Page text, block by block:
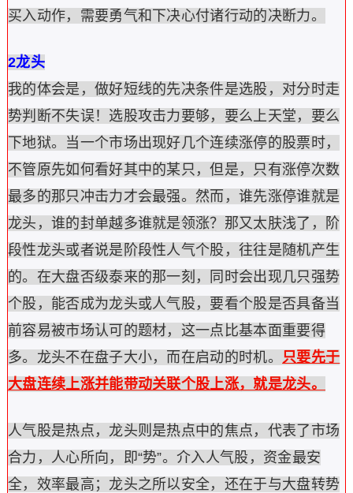
买入动作，需要勇气和下决心付诸行动的决断力。
2龙头
我的体会是，做好短线的先决条件是选股，对分时走
势判断不失误！选股攻击力要够，要么上天堂，要么
下地狱。当一个市场出现好几个连续涨停的股票时，
不管原先如何看好其中的某只，但是，只有涨停次数
最多的那只冲击力才会最强。然而，谁先涨停谁就是
龙头，谁的封单越多谁就是领涨？那又太肤浅了，阶
段性龙头或者说是阶段性人气个股，往往是随机产生
的。在大盘否级泰来的那一刻，同时会出现几只强势
个股，能否成为龙头或人气股，要看个股是否具备当
前容易被市场认可的题材，这一点比基本面重要得
多。龙头不在盘子大小，而在启动的时机。 只要先于
大盘连续上涨并能带动关联个股上涨，就是龙头。
人气股是热点，龙头则是热点中的焦点，代表了市场
合力，人心所向，即“势”。介入人气股，资金最安
全，效率最高；龙头之所以安全，还在于与大盘转势